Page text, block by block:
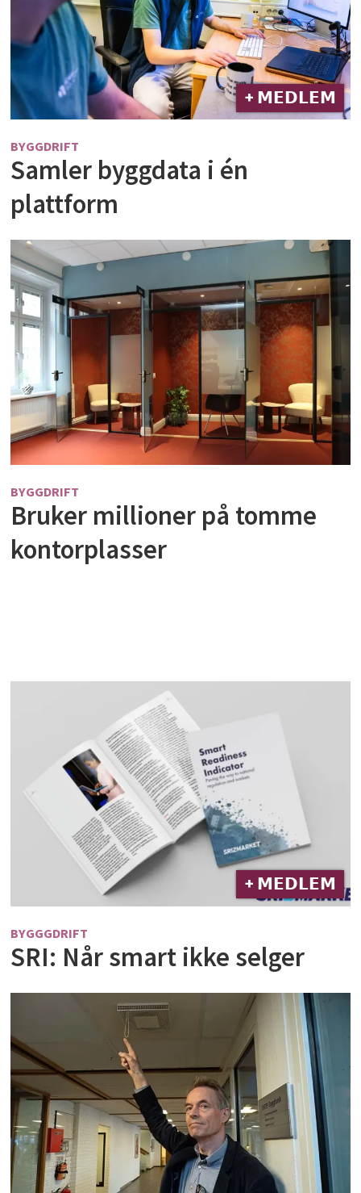
+ 𝗠𝗘𝗗𝗟𝗘𝗠
BYGGDRIFT
Samler byggdata i én
plattform
BYGGDRIFT
Bruker millioner på tomme
kontorplasser
+ 𝗠𝗘𝗗𝗟𝗘𝗠
BYGGGDRIFT
SRI: Når smart ikke selger